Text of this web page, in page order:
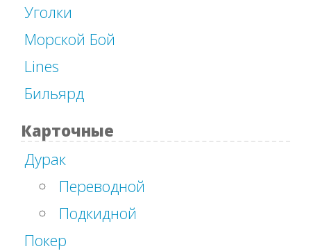
Уголки
Морской Бой
Lines
Бильярд
Карточные
Дурак
Переводной
Подкидной
Покер